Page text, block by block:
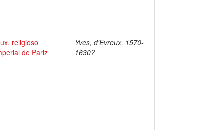
religioso
de Pariz
Yves, d'Evreux, 1570-
1630?